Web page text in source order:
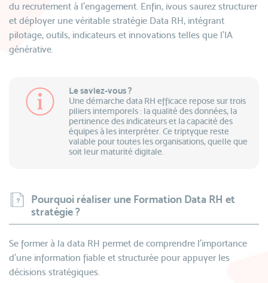
du recrutement à l’engagement. Enfin, ivous saurez structurer
et déployer une véritable stratégie Data RH, intégrant
pilotage, outils, indicateurs et innovations telles que l’IA
générative.
Le saviez-vous ?
Une démarche data RH efficace repose sur trois
piliers intemporels : la qualité des données, la
pertinence des indicateurs et la capacité des
équipes à les interpréter. Ce triptyque reste
valable pour toutes les organisations, quelle que
soit leur maturité digitale.
Pourquoi réaliser une Formation Data RH et
stratégie ?
Se former à la data RH permet de comprendre l’importance
d’une information fiable et structurée pour appuyer les
décisions stratégiques.